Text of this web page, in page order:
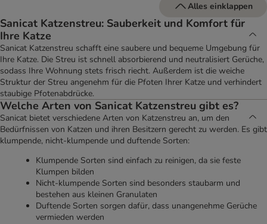
Alles einklappen
Sanicat Katzenstreu: Sauberkeit und Komfort für
Ihre Katze
Sanicat Katzenstreu schafft eine saubere und bequeme Umgebung für
Ihre Katze. Die Streu ist schnell absorbierend und neutralisiert Gerüche,
sodass Ihre Wohnung stets frisch riecht. Außerdem ist die weiche
Struktur der Streu angenehm für die Pfoten Ihrer Katze und verhindert
staubige Pfotenabdrücke.
Welche Arten von Sanicat Katzenstreu gibt es?
Sanicat bietet verschiedene Arten von Katzenstreu an, um den
Bedürfnissen von Katzen und ihren Besitzern gerecht zu werden. Es gibt
klumpende, nicht-klumpende und duftende Sorten:
Klumpende Sorten sind einfach zu reinigen, da sie feste
Klumpen bilden
Nicht-klumpende Sorten sind besonders staubarm und
bestehen aus kleinen Granulaten
Duftende Sorten sorgen dafür, dass unangenehme Gerüche
vermieden werden